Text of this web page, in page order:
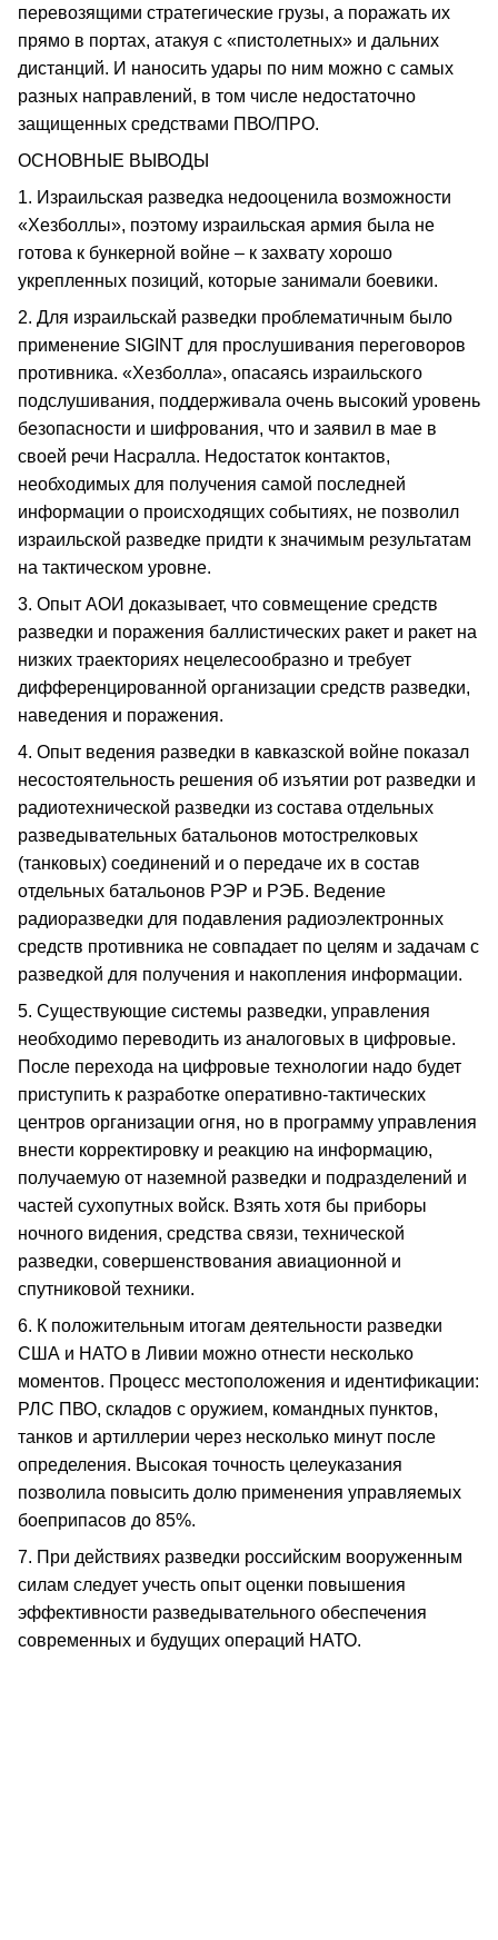
перевозящими стратегические грузы, а поражать их
прямо в портах, атакуя с «пистолетных» и дальних
дистанций. И наносить удары по ним можно с самых
разных направлений, в том числе недостаточно
защищенных средствами ПВО/ПРО.
ОСНОВНЫЕ ВЫВОДЫ
1. Израильская разведка недооценила возможности
«Хезболлы», поэтому израильская армия была не
готова к бункерной войне – к захвату хорошо
укрепленных позиций, которые занимали боевики.
2. Для израильскай разведки проблематичным было
применение SIGINT для прослушивания переговоров
противника. «Хезболла», опасаясь израильского
подслушивания, поддерживала очень высокий уровень
безопасности и шифрования, что и заявил в мае в
своей речи Насралла. Недостаток контактов,
необходимых для получения самой последней
информации о происходящих событиях, не позволил
израильской разведке придти к значимым результатам
на тактическом уровне.
3. Опыт АОИ доказывает, что совмещение средств
разведки и поражения баллистических ракет и ракет на
низких траекториях нецелесообразно и требует
дифференцированной организации средств разведки,
наведения и поражения.
4. Опыт ведения разведки в кавказской войне показал
несостоятельность решения об изъятии рот разведки и
радиотехнической разведки из состава отдельных
разведывательных батальонов мотострелковых
(танковых) соединений и о передаче их в состав
отдельных батальонов РЭР и РЭБ. Ведение
радиоразведки для подавления радиоэлектронных
средств противника не совпадает по целям и задачам с
разведкой для получения и накопления информации.
5. Существующие системы разведки, управления
необходимо переводить из аналоговых в цифровые.
После перехода на цифровые технологии надо будет
приступить к разработке оперативно-тактических
центров организации огня, но в программу управления
внести корректировку и реакцию на информацию,
получаемую от наземной разведки и подразделений и
частей сухопутных войск. Взять хотя бы приборы
ночного видения, средства связи, технической
разведки, совершенствования авиационной и
спутниковой техники.
6. К положительным итогам деятельности разведки
США и НАТО в Ливии можно отнести несколько
моментов. Процесс местоположения и идентификации:
РЛС ПВО, складов с оружием, командных пунктов,
танков и артиллерии через несколько минут после
определения. Высокая точность целеуказания
позволила повысить долю применения управляемых
боеприпасов до 85%.
7. При действиях разведки российским вооруженным
силам следует учесть опыт оценки повышения
эффективности разведывательного обеспечения
современных и будущих операций НАТО.